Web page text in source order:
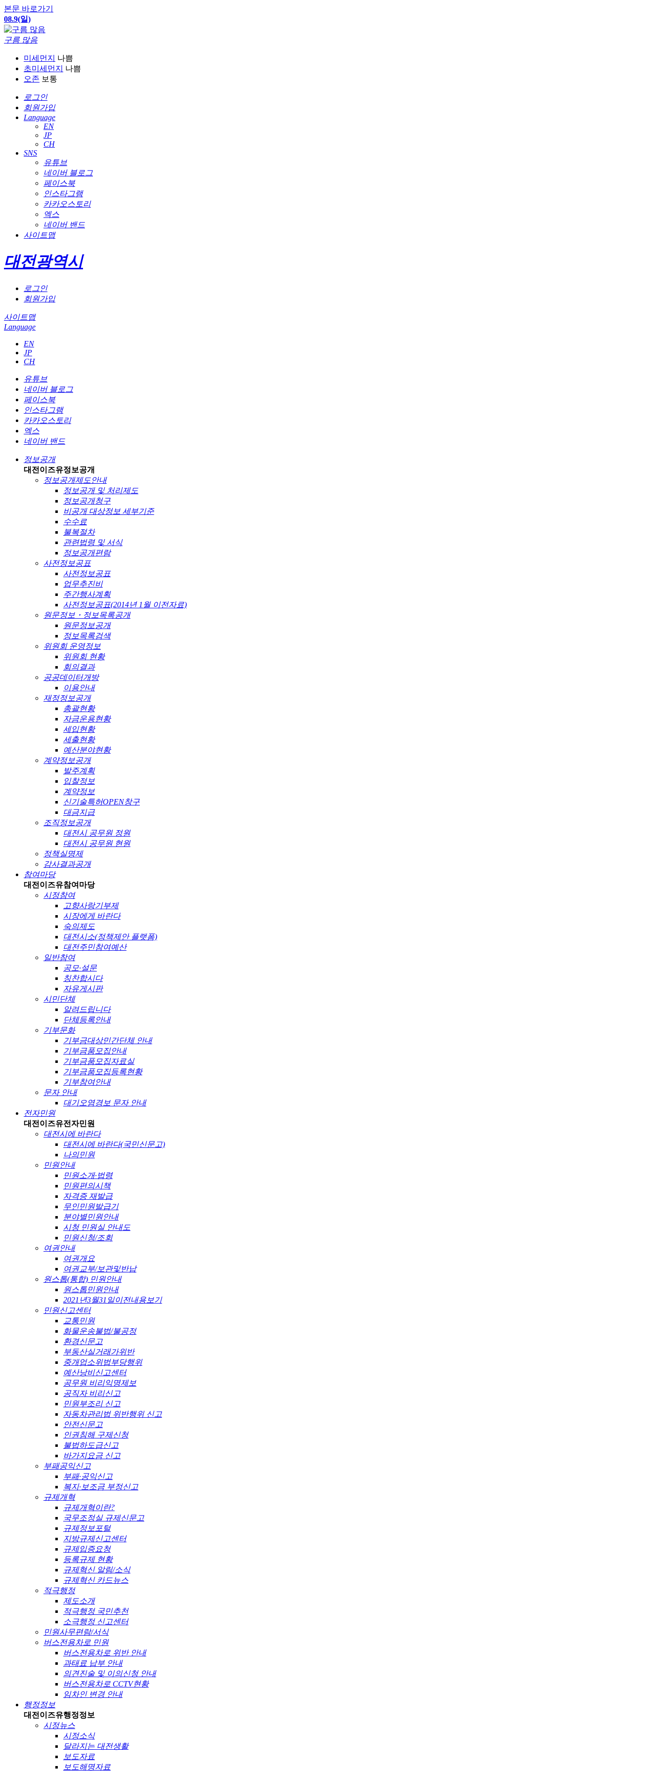
본문 바로가기
08.9(일)
구름 많음
미세먼지
나쁨
초미세먼지
나쁨
오존 보통
로그인
회원가입
Language
EN
JP
CH
SNS
유튜브
네이버 블로그
페이스북
인스타그램
카카오스토리
엑스
네이버 밴드
사이트맵
대전광역시
로그인
회원가입
사이트맵
Language
EN
JP
CH
유튜브
네이버 블로그
페이스북
인스타그램
카카오스토리
엑스
네이버 밴드
정보공개
대전이즈유정보공개
정보공개제도안내
정보공개 및 처리제도
정보공개청구
비공개 대상정보 세부기준
수수료
불복절차
관련법령 및 서식
정보공개편람
사전정보공표
사전정보공표
업무추진비
주간행사계획
사전정보공표(2014년 1월 이전자료)
원문정보・정보목록공개
원문정보공개
정보목록검색
위원회 운영정보
위원회 현황
회의결과
공공데이터개방
이용안내
재정정보공개
총괄현황
자금운용현황
세입현황
세출현황
예산분야현황
계약정보공개
발주계획
입찰정보
계약정보
신기술특허OPEN창구
대금지급
조직정보공개
대전시 공무원 정원
대전시 공무원 현원
정책실명제
감사결과공개
참여마당
대전이즈유참여마당
시정참여
고향사랑기부제
시장에게 바란다
숙의제도
대전시소(정책제안 플랫폼)
대전주민참여예산
일반참여
공모·설문
칭찬합시다
자유게시판
시민단체
알려드립니다
단체등록안내
기부문화
기부금대상민간단체 안내
기부금품모집안내
기부금품모집자료실
기부금품모집등록현황
기부참여안내
문자 안내
대기오염경보 문자 안내
전자민원
대전이즈유전자민원
대전시에 바란다
대전시에 바란다(국민신문고)
나의민원
민원안내
민원소개·법령
민원편의시책
자격증 재발급
무인민원발급기
분야별민원안내
시청 민원실 안내도
민원신청/조회
여권안내
여권개요
여권교부/보관및반납
원스톱(통합) 민원안내
원스톱민원안내
2021년3월31일이전내용보기
민원신고센터
교통민원
화물운송불법/불공정
환경신문고
부동산실거래가위반
중개업소위법부당행위
예산낭비신고센터
공무원 비리익명제보
공직자 비리신고
민원부조리 신고
자동차관리법 위반행위 신고
안전신문고
인권침해 구제신청
불법하도급신고
바가지요금 신고
부패공익신고
부패·공익신고
복지·보조금 부정신고
규제개혁
규제개혁이란?
국무조정실 규제신문고
규제정보포털
지방규제신고센터
규제입증요청
등록규제 현황
규제혁신 알림/소식
규제혁신 카드뉴스
적극행정
제도소개
적극행정 국민추천
소극행정 신고센터
민원사무편람/서식
버스전용차로 민원
버스전용차로 위반 안내
과태료 납부 안내
의견진술 및 이의신청 안내
버스전용차로 CCTV현황
임차인 변경 안내
행정정보
대전이즈유행정정보
시정뉴스
시정소식
달라지는 대전생활
보도자료
보도해명자료